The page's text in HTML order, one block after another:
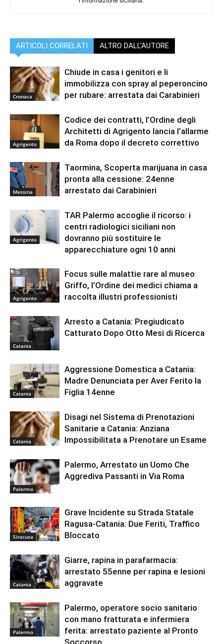
ARTICOLI CORRELATI ALTRO DALL'AUTORE
Cronaca
Chiude in casa i genitori e li
immobilizza con spray al peperoncino
per rubare: arrestata dai Carabinieri
Agrigento
Codice dei contratti, l’Ordine degli
Architetti di Agrigento lancia l’allarme
da Roma dopo il decreto correttivo
Messina
Taormina, Scoperta marijuana in casa
pronta alla cessione: 24enne
arrestato dai Carabinieri
Agrigento
TAR Palermo accoglie il ricorso: i
centri radiologici siciliani non
dovranno più sostituire le
apparecchiature ogni 10 anni
Agrigento
Focus sulle malattie rare al museo
Griffo, l’Ordine dei medici chiama a
raccolta illustri professionisti
Catania
Arresto a Catania: Pregiudicato
Catturato Dopo Otto Mesi di Ricerca
Catania
Aggressione Domestica a Catania:
Madre Denunciata per Aver Ferito la
Figlia 14enne
Catania
Disagi nel Sistema di Prenotazioni
Sanitarie a Catania: Anziana
Impossibilitata a Prenotare un Esame
Palermo
Palermo, Arrestato un Uomo Che
Aggrediva Passanti in Via Roma
Siracusa
Grave Incidente su Strada Statale
Ragusa-Catania: Due Feriti, Traffico
Bloccato
Catania
Giarre, rapina in parafarmacia:
arrestato 55enne per rapina e lesioni
aggravate
Palermo
Palermo, operatore socio sanitario
con mano fratturata e infermiera
ferita: arrestato paziente al Pronto